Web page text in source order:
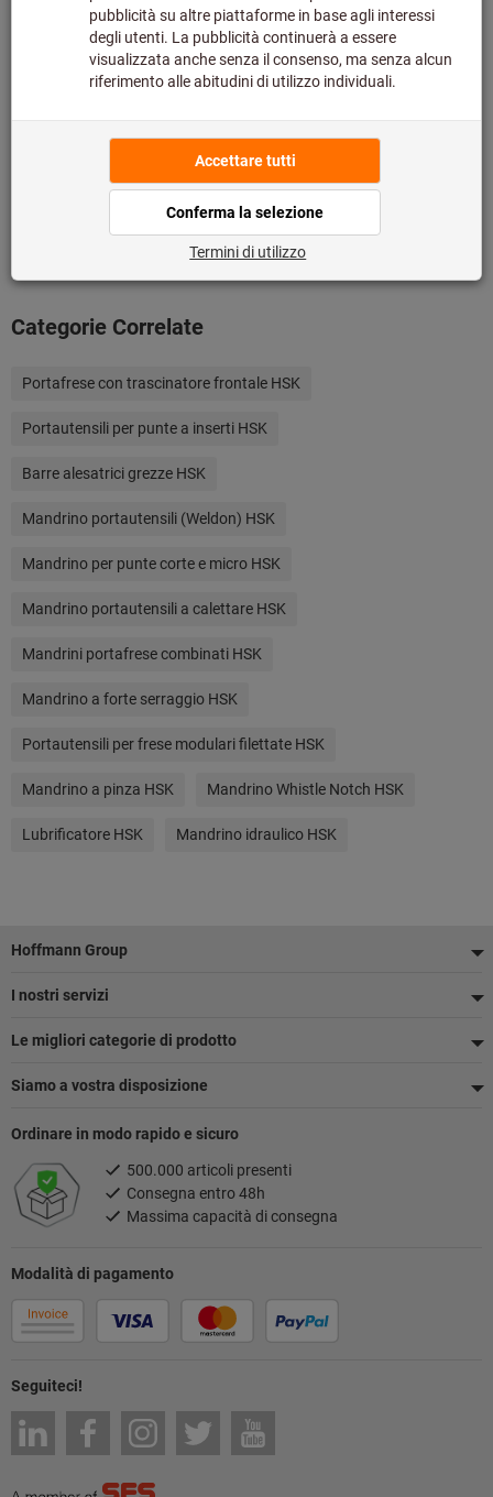
478,23 €
Prezzo per 1 Articolo
più IVA all’aliquota correntePrezzo più
spese di spedizione
Aggiungi alla lista dei preferiti
Categorie Correlate
Portafrese con trascinatore frontale HSK
Portautensili per punte a inserti HSK
Barre alesatrici grezze HSK
Mandrino portautensili (Weldon) HSK
Mandrino per punte corte e micro HSK
Mandrino portautensili a calettare HSK
Mandrini portafrese combinati HSK
Mandrino a forte serraggio HSK
Portautensili per frese modulari filettate HSK
Mandrino a pinza HSK Mandrino Whistle Notch HSK
Lubrificatore HSK Mandrino idraulico HSK
Piè
di
pagina
Hoffmann Group
I nostri servizi
Le migliori categorie di prodotto
Siamo a vostra disposizione
Seguiteci!
Modalità di pagamento
Ordinare in modo rapido e sicuro
500.000 articoli presenti
Consegna entro 48h
Massima capacità di consegna